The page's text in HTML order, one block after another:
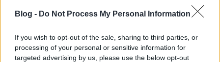
Blog - Do Not Process My Personal Information
If you wish to opt-out of the sale, sharing to third parties, or
processing of your personal or sensitive information for
targeted advertising by us, please use the below opt-out